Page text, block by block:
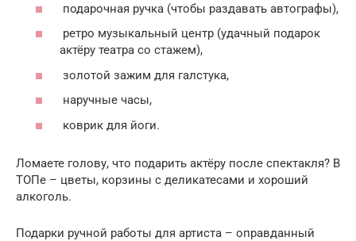
подарочная ручка (чтобы раздавать автографы),
ретро музыкальный центр (удачный подарок
актёру театра со стажем),
золотой зажим для галстука,
наручные часы,
коврик для йоги.
Ломаете голову, что подарить актёру после спектакля? В
ТОПе – цветы, корзины с деликатесами и хороший
алкоголь.
Подарки ручной работы для артиста – оправданный